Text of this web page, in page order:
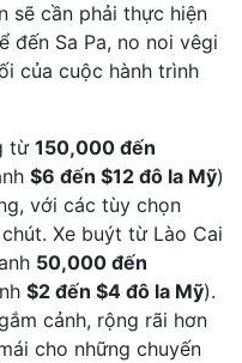
sẽ cần phải thực hiện
đến Sa Pa, no noi vêgi
của cuộc hành trình
từ150,000 đến
$6 đến $12 đô la Mỹ)
với các tùy chọn
Xe buýt từ Lào Cai
50,000 đến
$2 đến $4 đô la Mỹ).
cảnh, rộng rãi hơn
cho những chuyến